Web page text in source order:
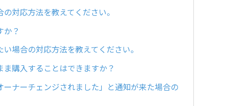
対応方法を教えてください。
か？
場合の対応方法を教えてください。
ま購入することはできますか？
ーナーチェンジされました」と通知が来た場合の